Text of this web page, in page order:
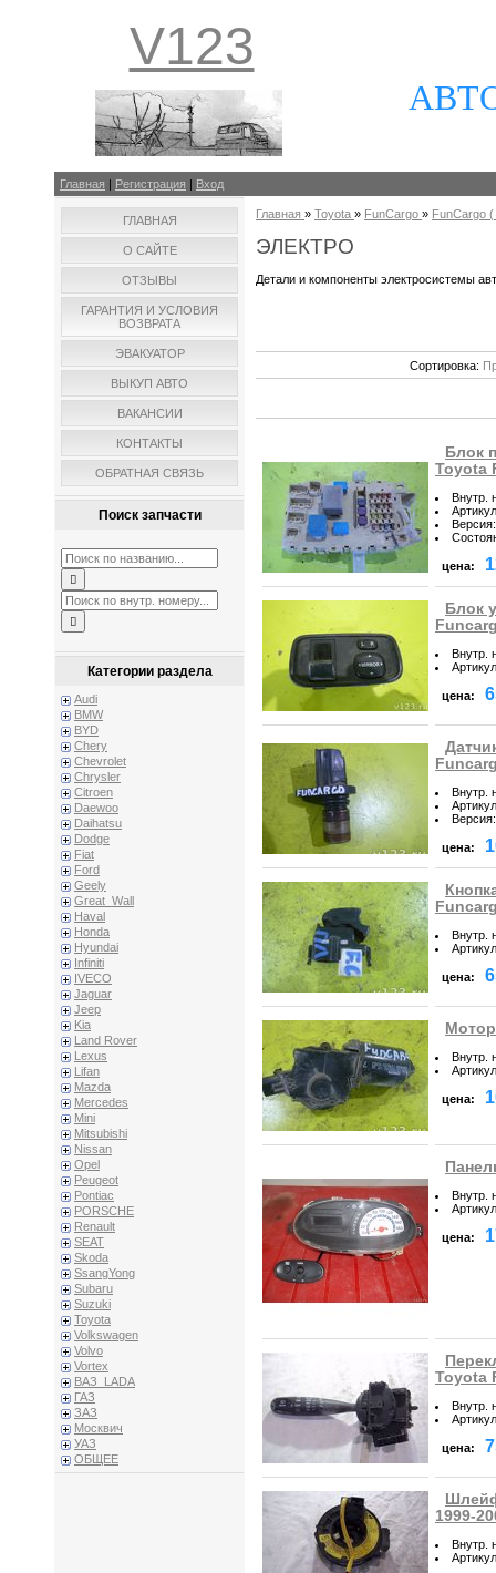
V123
Главная | Регистрация | Вход
ГЛАВНАЯ
О САЙТЕ
ОТЗЫВЫ
ГАРАНТИЯ И УСЛОВИЯ
ВОЗВРАТА
ЭВАКУАТОР
ВЫКУП АВТО
ВАКАНСИИ
КОНТАКТЫ
ОБРАТНАЯ СВЯЗЬ
Поиск запчасти
Категории раздела
Audi
BMW
BYD
Chery
Chevrolet
Chrysler
Citroen
Daewoo
Daihatsu
Dodge
Fiat
Ford
Geely
Great_Wall
Haval
Honda
Hyundai
Infiniti
IVECO
Jaguar
Jeep
Kia
Land Rover
Lexus
Lifan
Mazda
Mercedes
Mini
Mitsubishi
Nissan
Opel
Peugeot
Pontiac
PORSCHE
Renault
SEAT
Skoda
SsangYong
Subaru
Suzuki
Toyota
Volkswagen
Volvo
Vortex
ВАЗ_LADA
ГАЗ
ЗАЗ
Москвич
УАЗ
ОБЩЕЕ
Главная » Toyota » FunCargo » FunCargo (
ЭЛЕКТРО
Детали и компоненты электросистемы
Сортировка:
Блок
Toyota
Внутр.
Артикул
Версия:
цена:
Блок
Внутр.
Артикул
цена:
Внутр.
Артикул
Версия:
цена:
Внутр.
Артикул
цена:
Внутр.
Артикул
цена:
Внутр.
Артикул
цена:
Toyota
Внутр.
Артикул
цена:
1999-
Внутр.
Артикул